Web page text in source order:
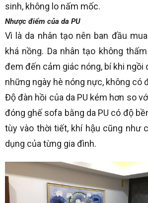
sinh, không lo nấm mốc.
Nhược điểm của da PU
Vì là da nhân tạo nên ban đầu
khá nồng. Da nhân tạo không
đem đến cảm giác nóng, bí khi ngồi
những ngày hè nóng nực, không có
Độ đàn hồi của da PU kém hơn so
đóng ghế sofa bằng da PU có độ
tùy vào thời tiết, khí hậu cũng như
dụng của từng gia đình.